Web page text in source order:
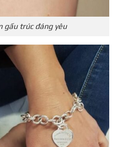
gấu trúc đáng yêu